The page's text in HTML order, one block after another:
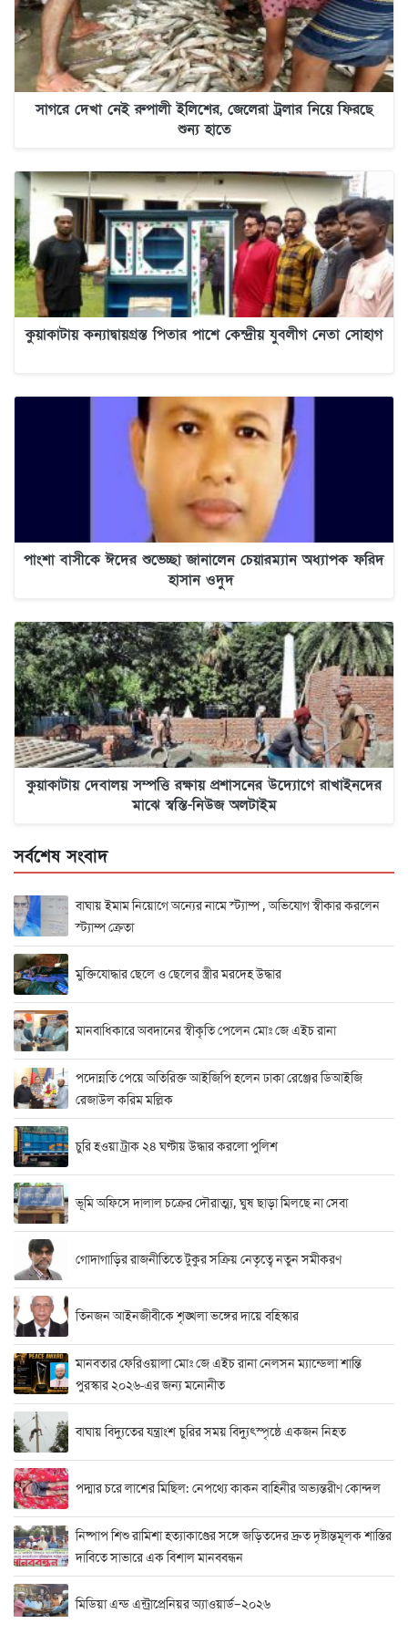
সাগরে দেখা নেই রুপালী ইলিশের, জেলেরা ট্রলার নিয়ে ফিরছে
শুন্য হাতে
কুয়াকাটায় কন্যাদ্বায়গ্রস্ত পিতার পাশে কেন্দ্রীয় যুবলীগ নেতা সোহাগ
পাংশা বাসীকে ঈদের শুভেচ্ছা জানালেন চেয়ারম্যান অধ্যাপক ফরিদ
হাসান ওদুদ
কুয়াকাটায় দেবালয় সম্পত্তি রক্ষায় প্রশাসনের উদ্যোগে রাখাইনদের
মাঝে স্বস্তি-নিউজ অলটাইম
সর্বশেষ সংবাদ
বাঘায় ইমাম নিয়োগে অন্যের নামে স্ট্যাম্প , অভিযোগ স্বীকার করলেন
স্ট্যাম্প ক্রেতা
মুক্তিযোদ্ধার ছেলে ও ছেলের স্ত্রীর মরদেহ উদ্ধার
মানবাধিকারে অবদানের স্বীকৃতি পেলেন মোঃ জে এইচ রানা
পদোন্নতি পেয়ে অতিরিক্ত আইজিপি হলেন ঢাকা রেঞ্জের ডিআইজি
রেজাউল করিম মল্লিক
চুরি হওয়া ট্রাক ২৪ ঘণ্টায় উদ্ধার করলো পুলিশ
ভূমি অফিসে দালাল চক্রের দৌরাত্ম্য, ঘুষ ছাড়া মিলছে না সেবা
গোদাগাড়ির রাজনীতিতে টুকুর সক্রিয় নেতৃত্বে নতুন সমীকরণ
তিনজন আইনজীবীকে শৃঙ্খলা ভঙ্গের দায়ে বহিস্কার
মানবতার ফেরিওয়ালা মোঃ জে এইচ রানা নেলসন ম্যান্ডেলা শান্তি
পুরস্কার ২০২৬-এর জন্য মনোনীত
বাঘায় বিদ্যুতের যন্ত্রাংশ চুরির সময় বিদ্যুৎস্পৃষ্ঠে একজন নিহত
পদ্মার চরে লাশের মিছিল: নেপথ্যে কাকন বাহিনীর অভ্যন্তরীণ কোন্দল
নিষ্পাপ শিশু রামিশা হত্যাকাণ্ডের সঙ্গে জড়িতদের দ্রুত দৃষ্টান্তমূলক শাস্তির
দাবিতে সাভারে এক বিশাল মানববন্ধন
মিডিয়া এন্ড এন্ট্রাপ্রেনিয়র অ্যাওয়ার্ড–২০২৬